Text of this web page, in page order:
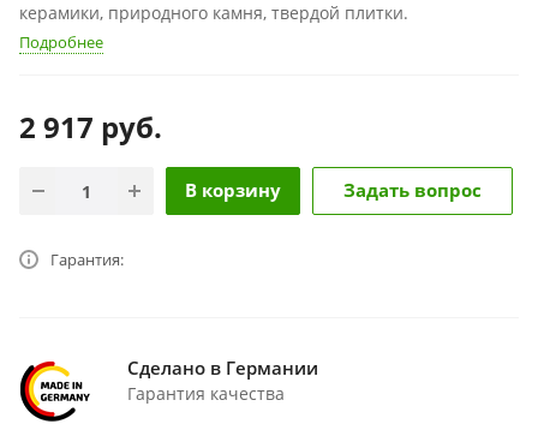
керамики, природного камня, твердой плитки.
Подробнее
2 917 руб.
В корзину Задать вопрос
Гарантия:
Сделано в Германии
Гарантия качества